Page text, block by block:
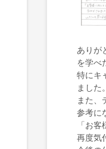
ありが
を学べ
特にキ
ました
また、
参考に
「お
再度気